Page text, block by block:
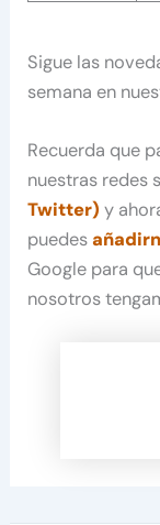
Sigue las
semana en
Recuerda que
nuestras redes
Twitter) y
puedes
Google para
nosotros